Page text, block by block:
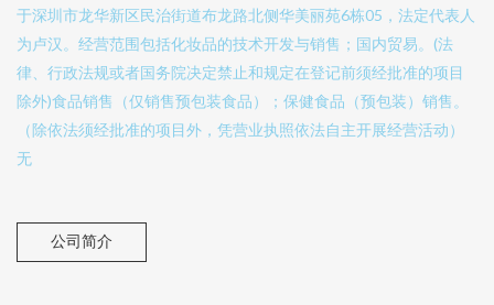
于深圳市龙华新区民治街道布龙路北侧华美丽苑6栋05，法定代表人
为卢汉。经营范围包括化妆品的技术开发与销售；国内贸易。(法
律、行政法规或者国务院决定禁止和规定在登记前须经批准的项目
除外)食品销售（仅销售预包装食品）；保健食品（预包装）销售。
（除依法须经批准的项目外，凭营业执照依法自主开展经营活动）
无
公司简介